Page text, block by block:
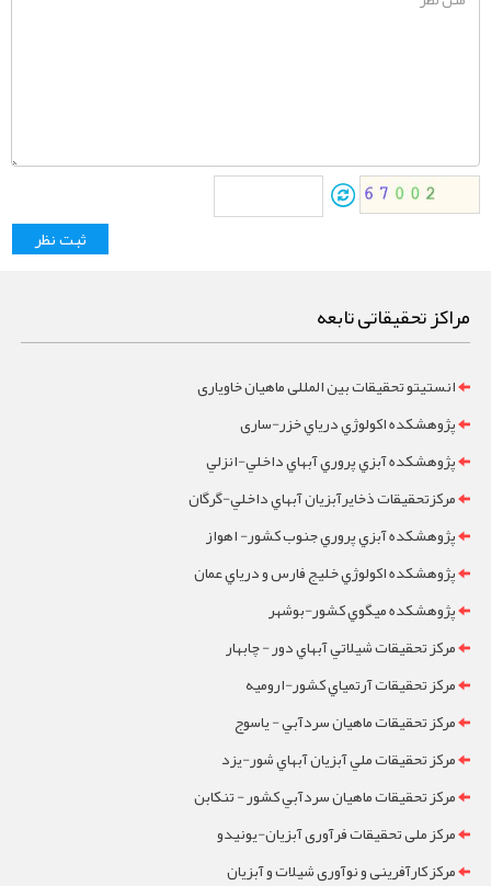
مراکز تحقیقاتی تابعه
انستیتو تحقیقات بین المللی ماهیان خاویاری
پژوهشکده اکولوژي درياي خزر-ساری
پژوهشکده آبزي پروري آبهاي داخلي-انزلي
مرکزتحقيقات ذخايرآبزيان آبهاي داخلي-گرگان
پژوهشکده آبزي پروري جنوب کشور- اهواز
پژوهشکده اکولوژي خليج فارس و درياي عمان
پژوهشکده ميگوي کشور-بوشهر
مرکز تحقيقات شيلاتي آبهاي دور - چابهار
مرکز تحقيقات آرتمياي کشور-ارومیه
مرکز تحقيقات ماهيان سردآبي - ياسوج
مرکز تحقيقات ملي آبزيان آبهاي شور-یزد
مرکز تحقيقات ماهيان سردآبي کشور - تنکابن
مرکز ملی تحقیقات فرآوری آبزیان-یونیدو
مرکز کارآفرینی و نوآوری شیلات و آبزیان